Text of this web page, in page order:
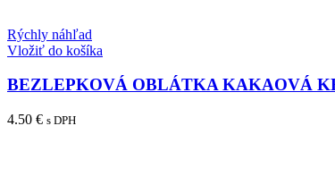
Rýchly náhľad
Vložiť do košíka
BEZLEPKOVÁ OBLÁTKA KAKAOVÁ
4.50 € s DPH